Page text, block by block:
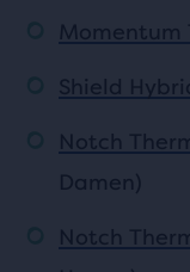
Momentum
Shield
Notch
Damen)
Notch